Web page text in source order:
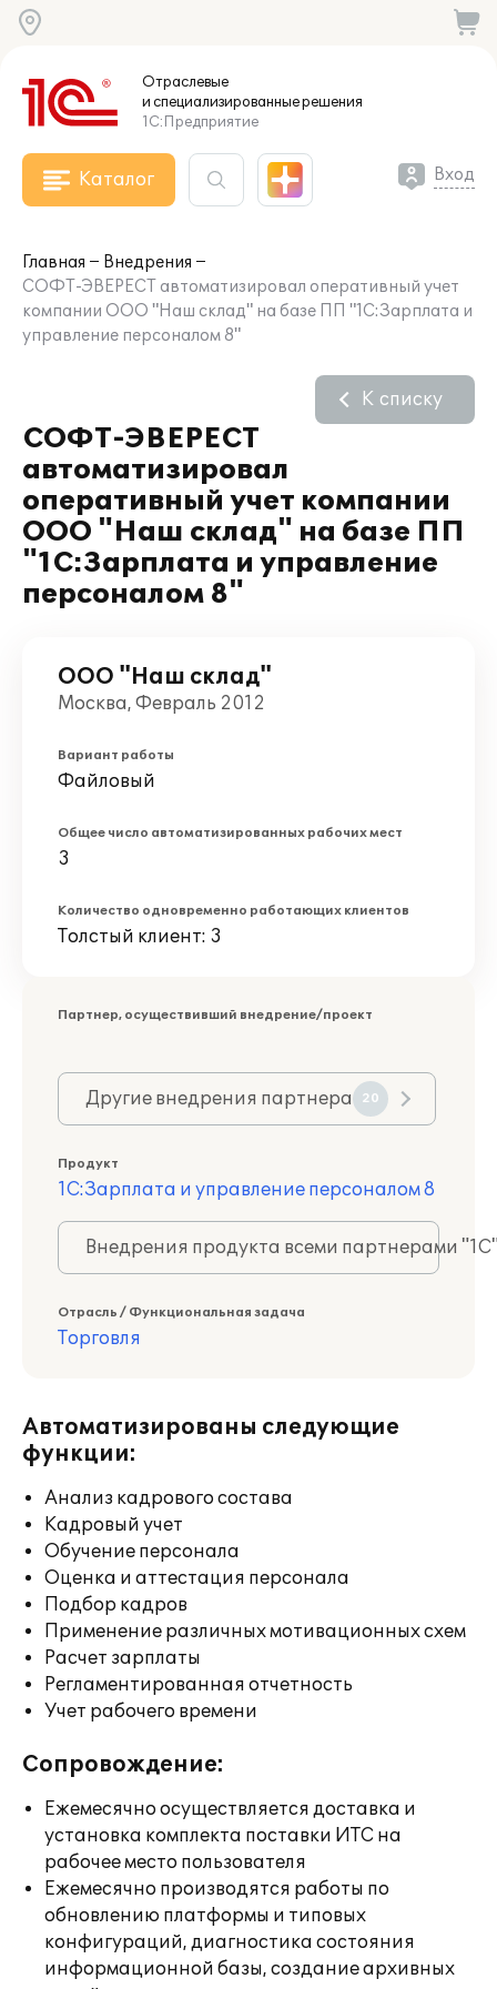
Отраслевые
и специализированныерешения
1С:Предприятие
Каталог Вход
Главная
Внедрения
СОФТ-ЭВЕРЕСТ автоматизировал оперативный учет
компании ООО "Наш склад" на базе ПП "1С:Зарплата и
управление персоналом 8"
СОФТ-ЭВЕРЕСТ
автоматизировал
оперативный учет компании
ООО "Наш склад" на базе ПП
"1С:Зарплата и управление
персоналом 8"
К списку
ООО "Наш склад"
Москва, Февраль 2012
Вариант работы
Файловый
Общее число автоматизированных рабочих мест
3
Количество одновременно работающих клиентов
Толстый клиент: 3
Партнер, осуществивший внедрение/проект
Другие внедрения партнера 20
Продукт
1С:Зарплата и управление персоналом 8
Внедрения продукта всеми партнерами
Отрасль / Функциональная задача
Торговля
Автоматизированы следующие
функции:
Анализ кадрового состава
Кадровый учет
Обучение персонала
Оценка и аттестация персонала
Подбор кадров
Применение различных мотивационных схем
Расчет зарплаты
Регламентированная отчетность
Учет рабочего времени
Сопровождение:
Ежемесячно осуществляется доставка и
установка комплекта поставки ИТС на
рабочее место пользователя
Ежемесячно производятся работы по
обновлению платформы и типовых
конфигураций, диагностика состояния
информационной базы, создание архивных